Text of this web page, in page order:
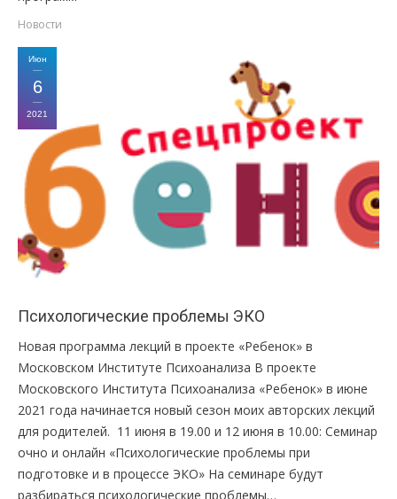
Новости
Июн
6
2021
Психологические проблемы ЭКО
Новая программа лекций в проекте «Ребенок» в
Московском Институте Психоанализа В проекте
Московского Института Психоанализа «Ребенок» в июне
2021 года начинается новый сезон моих авторских лекций
для родителей. 11 июня в 19.00 и 12 июня в 10.00: Семинар
очно и онлайн «Психологические проблемы при
подготовке и в процессе ЭКО» На семинаре будут
разбираться психологические проблемы…